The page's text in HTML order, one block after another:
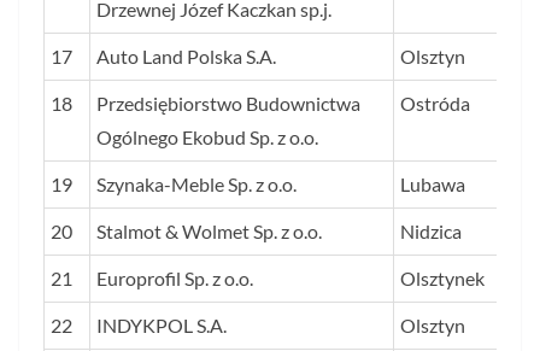
Drzewnej Józef Kaczkan sp.j.
17 Auto Land Polska S.A. Olsztyn
18
Przedsiębiorstwo Budownictwa
Ogólnego Ekobud Sp. z o.o.
Ostróda
19 Szynaka-Meble Sp. z o.o. Lubawa
20 Stalmot & Wolmet Sp. z o.o. Nidzica
21 Europrofil Sp. z o.o. Olsztynek
22 INDYKPOL S.A. Olsztyn